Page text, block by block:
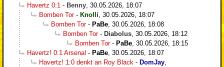
Havertz 0:1 - Benny 30.05.2026, 18:07
Bomben Tor- Knolli 30.05.2026, 18:07
Bomben Tor- PaBe 30.05.2026, 18:08
Bomben Tor- Diabolus 30.05.2026, 18:12
Bomben Tor- PaBe 30.05.2026, 18:15
Havertz! 0:1 Arsenal - PaBe 30.05.2026, 18:07
Havertz! 1:0 denkt an Roy Black - DomJay